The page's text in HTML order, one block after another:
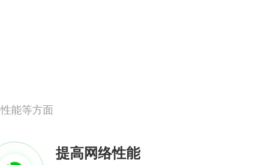
能等方面
提高网络性能